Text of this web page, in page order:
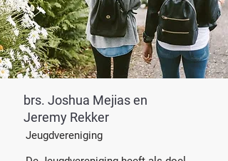
brs. Joshua Mejias en
Jeremy Rekker
Jeugdvereniging